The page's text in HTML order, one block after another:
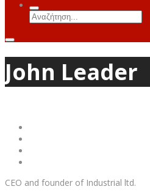
John Leader
CEO and founder of Industrial ltd.